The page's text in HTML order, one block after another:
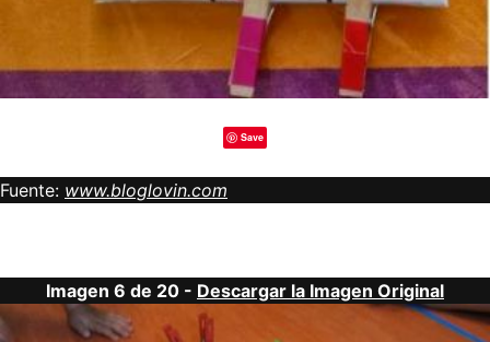
Save
Fuente: www.bloglovin.com
Imagen 6 de 20 - Descargar la Imagen Original